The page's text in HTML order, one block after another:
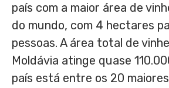
país com a maior área de
do mundo, com 4 hectares
pessoas. A área total de
Moldávia atinge quase
país está entre os 20